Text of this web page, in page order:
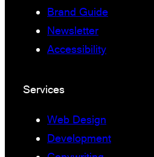
Brand Guide
Newsletter
Accessibility
Services
Web Design
Development